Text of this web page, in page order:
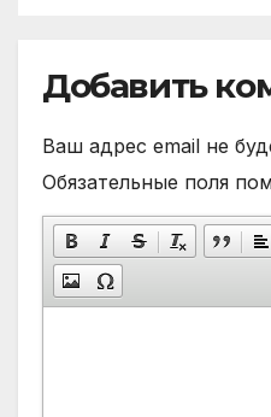
Добавить
Ваш адрес email не
Обязательные поля